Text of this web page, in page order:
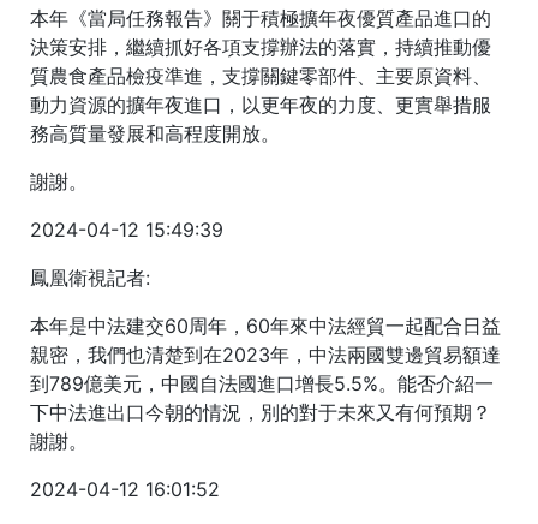
本年《當局任務報告》關于積極擴年夜優質產品進口的
決策安排，繼續抓好各項支撐辦法的落實，持續推動優
質農食產品檢疫準進，支撐關鍵零部件、主要原資料、
動力資源的擴年夜進口，以更年夜的力度、更實舉措服
務高質量發展和高程度開放。
謝謝。
2024-04-12 15:49:39
鳳凰衛視記者:
本年是中法建交60周年，60年來中法經貿一起配合日益
親密，我們也清楚到在2023年，中法兩國雙邊貿易額達
到789億美元，中國自法國進口增長5.5%。能否介紹一
下中法進出口今朝的情況，別的對于未來又有何預期？
謝謝。
2024-04-12 16:01:52